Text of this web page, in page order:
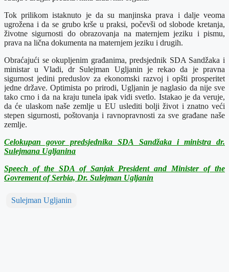
Tok prilikom istaknuto je da su manjinska prava i dalje veoma
ugrožena i da se grubo krše u praksi, počevši od slobode kretanja,
životne sigurnosti do obrazovanja na maternjem jeziku i pismu,
prava na lična dokumenta na maternjem jeziku i drugih.
Obraćajući se okupljenim građanima, predsjednik SDA Sandžaka i
ministar u Vladi, dr Sulejman Ugljanin je rekao da je pravna
sigurnost jedini preduslov za ekonomski razvoj i opšti prosperitet
jedne države. Optimista po prirodi, Ugljanin je naglasio da nije sve
tako crno i da na kraju tunela ipak vidi svetlo. Istakao je da veruje,
da će ulaskom naše zemlje u EU uslediti bolji život i znatno veći
stepen sigurnosti, poštovanja i ravnopravnosti za sve građane naše
zemlje.
Celokupan govor predsjednika SDA Sandžaka i ministra dr.
Sulejmana Ugljanina
Speech of the SDA of Sanjak President and Minister of the
Govrement of Serbia, Dr. Sulejman Ugljanin
Sulejman Ugljanin